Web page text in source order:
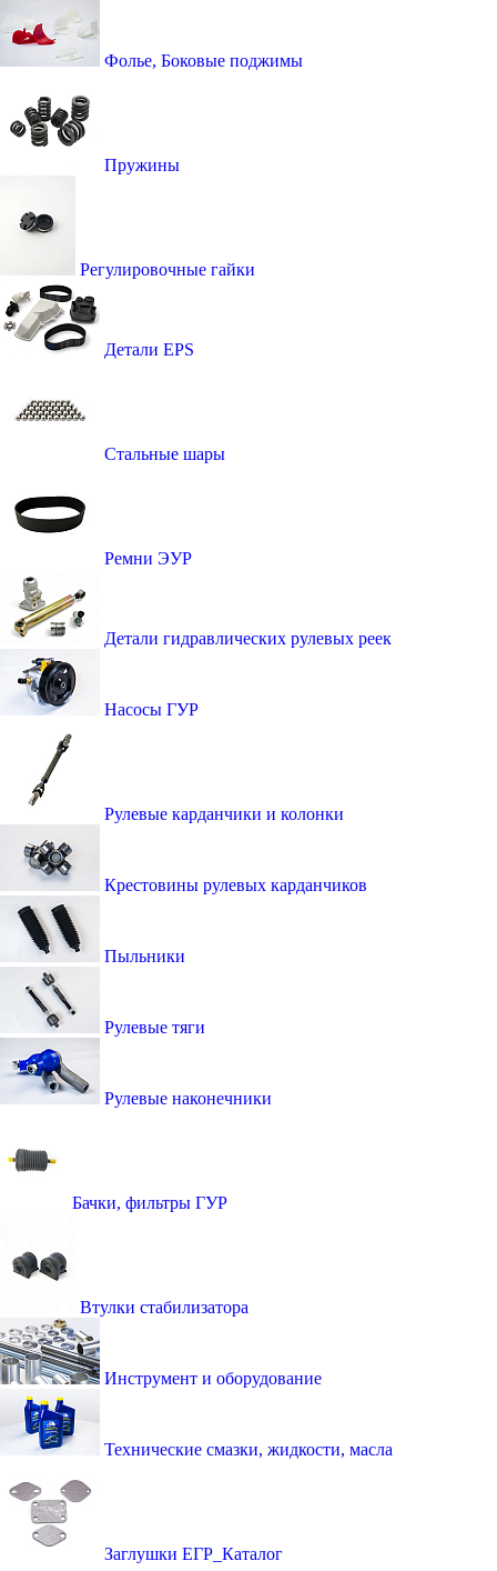
Фолье, Боковые поджимы
Пружины
Регулировочные гайки
Детали EPS
Стальные шары
Ремни ЭУР
Детали гидравлических рулевых реек
Насосы ГУР
Рулевые карданчики и колонки
Крестовины рулевых карданчиков
Пыльники
Рулевые тяги
Рулевые наконечники
Бачки, фильтры ГУР
Втулки стабилизатора
Инструмент и оборудование
Технические смазки, жидкости, масла
Заглушки ЕГР_Каталог